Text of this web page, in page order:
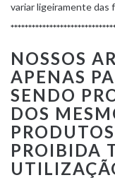
variar ligeiramente das
NOSSOS
APENAS
SENDO
DOS
PROIBIDA